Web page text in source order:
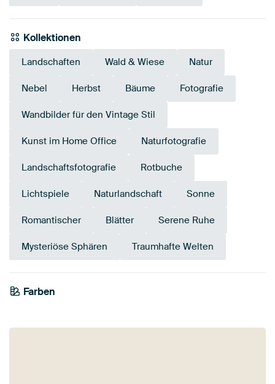
Kollektionen
Landschaften Wald & Wiese Natur
Nebel Herbst Bäume Fotografie
Wandbilder für den Vintage Stil
Kunst im Home Office Naturfotografie
Landschaftsfotografie Rotbuche
Lichtspiele Naturlandschaft Sonne
Romantischer Blätter Serene Ruhe
Mysteriöse Sphären Traumhafte Welten
Farben
Braun
Orange